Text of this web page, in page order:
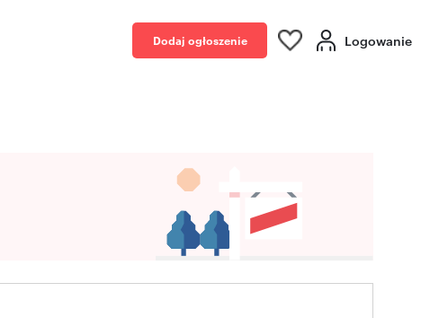
Dodaj ogłoszenie Logowanie